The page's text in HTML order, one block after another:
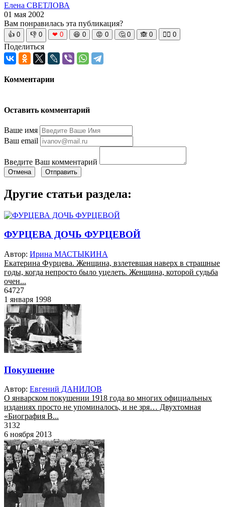
Елена СВЕТЛОВА
01 мая 2002
Вам понравилась эта публикация?
👍 0 👎 0 ❤ 0 😆 0 😡 0 🤔 0 🙈 0 🧘‍♀️ 0
Поделиться
Комментарии
Оставить комментарий
Ваше имя
Ваш email
Введите Ваш комментарий
Отмена Отправить
Другие статьи раздела:
ФУРЦЕВА ДОЧЬ ФУРЦЕВОЙ
Автор: Ирина МАСТЫКИНА
Екатерина Фурцева. Женщина, взлетевшая наверх в страшные
годы, когда непросто было уцелеть. Женщина, которой судьба
очен...
64727
1 января 1998
Покушение
Автор: Евгений ДАНИЛОВ
О январском покушении 1918 года во многих официальных
изданиях просто не упоминалось, и не зря… Двухтомная
«Биография В...
3132
6 ноября 2013